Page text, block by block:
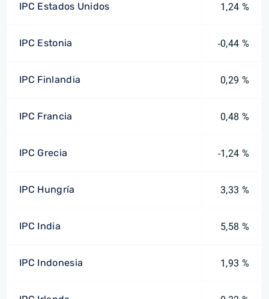
IPC Estados Unidos 1,24 %
IPC Estonia -0,44 %
IPC Finlandia 0,29 %
IPC Francia 0,48 %
IPC Grecia -1,24 %
IPC Hungría 3,33 %
IPC India 5,58 %
IPC Indonesia 1,93 %